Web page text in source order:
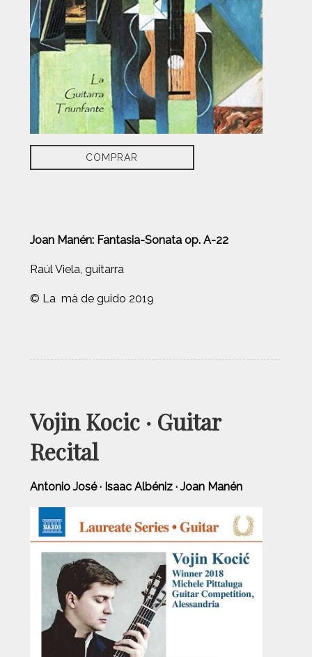
COMPRAR
Joan Manén: Fantasia-Sonata op. A-22
Raúl Viela, guitarra
© La mà de guido 2019
Vojin Kocic · Guitar
Recital
Antonio José · Isaac Albéniz · Joan Manén